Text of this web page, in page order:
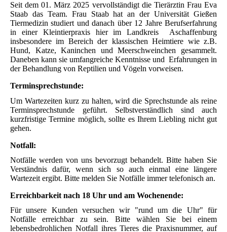
Seit dem 01. März 2025 vervollständigt die Tierärztin Frau Eva
Staab das Team. Frau Staab hat an der Universität Gießen
Tiermedizin studiert und danach über 12 Jahre Berufserfahrung
in einer Kleintierpraxis hier im Landkreis Aschaffenburg
insbesondere im Bereich der klassischen Heimtiere wie z.B.
Hund, Katze, Kaninchen und Meerschweinchen gesammelt.
Daneben kann sie umfangreiche Kenntnisse und Erfahrungen in
der Behandlung von Reptilien und Vögeln vorweisen.
Terminsprechstunde:
Um Wartezeiten kurz zu halten, wird die Sprechstunde als reine
Terminsprechstunde geführt. Selbstverständlich sind auch
kurzfristige Termine möglich, sollte es Ihrem Liebling nicht gut
gehen.
Notfall:
Notfälle werden von uns bevorzugt behandelt. Bitte haben Sie
Verständnis dafür, wenn sich so auch einmal eine längere
Wartezeit ergibt. Bitte melden Sie Notfälle immer telefonisch an.
Erreichbarkeit nach 18 Uhr und am Wochenende:
Für unsere Kunden versuchen wir "rund um die Uhr" für
Notfälle erreichbar zu sein. Bitte wählen Sie bei einem
lebensbedrohlichen Notfall ihres Tieres die Praxisnummer, auf